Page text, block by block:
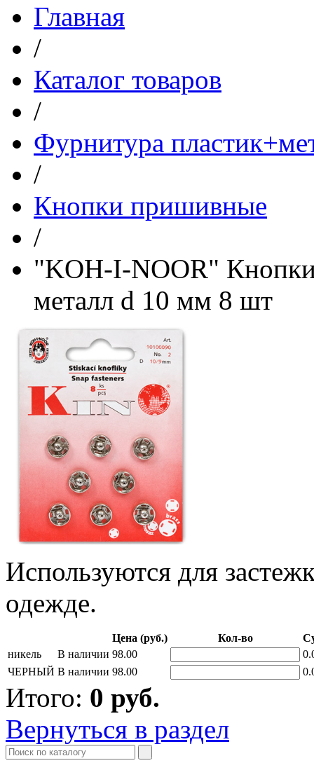
Главная
/
Каталог товаров
/
Фурнитура
/
Кнопки пришивные
/
"KOH-I-NOOR"
металл d 10 мм 8 шт
Используются для
одежде.
Цена (руб.) Кол-во
никель
В наличии 98.00
ЧЕРНЫЙ В наличии 98.00
Итого: 0 руб.
Вернуться в раздел